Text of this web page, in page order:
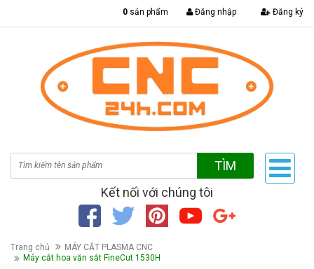
0 sản phẩm Đăng nhập Đăng ký
TÌM
Kết nối với chúng tôi
Trang chủ
MÁY CẮT PLASMA CNC
Máy cắt hoa văn sắt FineCut 1530H